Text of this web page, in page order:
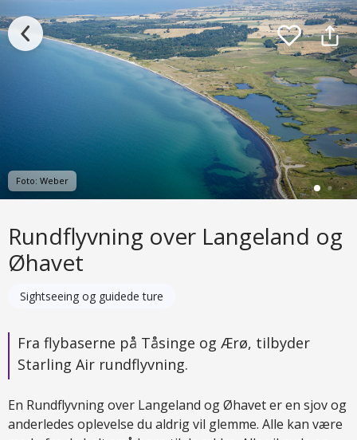
Foto: Weber
Rundflyvning over Langeland og
Øhavet
Sightseeing og guidede ture
Fra flybaserne på Tåsinge og Ærø, tilbyder
Starling Air rundflyvning.
En Rundflyvning over Langeland og Øhavet er en sjov og
anderledes oplevelse du aldrig vil glemme. Alle kan være